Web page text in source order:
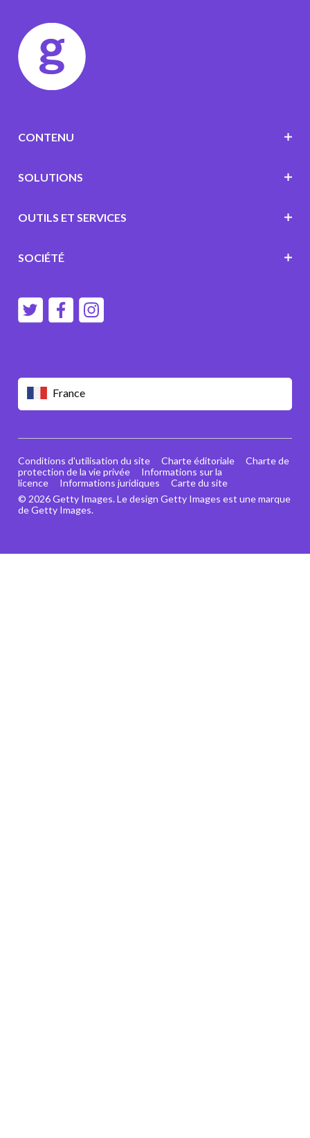
France
CONTENU
SOLUTIONS
OUTILS ET SERVICES
SOCIÉTÉ
© 2026 Getty Images. Le design Getty Images est une marque
de Getty Images.
Conditions d'utilisation du site Charte éditoriale
Charte de
protection de la vie privée
Informations sur la
licence
Informations juridiques Carte du site